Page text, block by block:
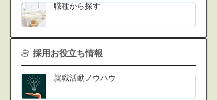
職種から探す
採用お役立ち情報
就職活動ノウハウ